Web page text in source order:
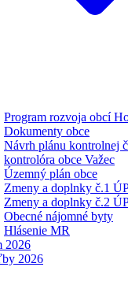
Program rozvoja obcí
Dokumenty obce
Návrh plánu kontrolnej
kontrolóra obce Važec
Územný plán obce
Zmeny a doplnky č.1
Zmeny a doplnky č.2
Obecné nájomné byty
Hlásenie MR
2026
2026